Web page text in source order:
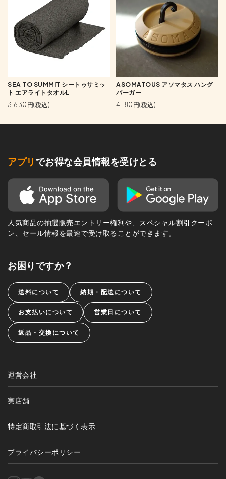
SEA TO SUMMIT シートゥサミッ
ト エアライトタオルL
3,630円(税込)
ASOMATOUS アソマタス ハング
バーガー
4,180円(税込)
アプリ でお得な会員情報を受けとる
人気商品の抽選販売エントリー権利や、スペシャル割引クーポ
ン、セール情報を最速で受け取ることができます。
お困りですか？
送料について 納期・配送について
お支払いについて 営業日について
返品・交換について
運営会社
実店舗
特定商取引法に基づく表示
プライバシーポリシー